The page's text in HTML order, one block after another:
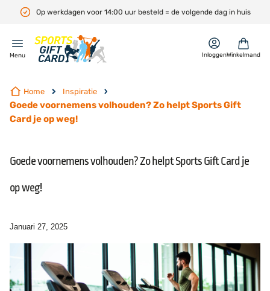
Op werkdagen voor 14:00 uur besteld = de volgende dag in huis
Menu InloggenWinkelmand
Home Inspiratie
Goede voornemens volhouden? Zo helpt Sports Gift
Card je op weg!
Goede voornemens volhouden? Zo helpt Sports Gift Card je
op weg!
Januari 27, 2025